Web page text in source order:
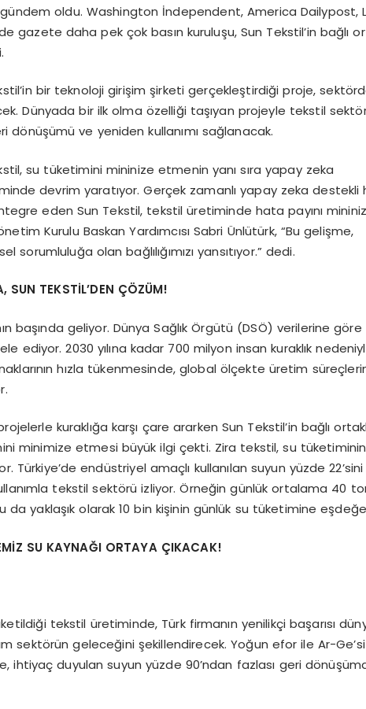
gündem oldu. Washington İndependent, America Dailypost,
gazete daha pek çok basın kuruluşu, Sun Tekstil’in bağlı
bir teknoloji girişim şirketi gerçekleştirdiği proje,
Dünyada bir ilk olma özelliği taşıyan projeyle tekstil
dönüşümü ve yeniden kullanımı sağlanacak.
su tüketimini mininize etmenin yanı sıra yapay zeka
devrim yaratıyor. Gerçek zamanlı yapay zeka destekli
eden Sun Tekstil, tekstil üretiminde hata payını
Kurulu Baskan Yardımcısı Sabri Ünlütürk, “Bu gelişme,
olan bağlılığımızı yansıtıyor.” dedi.
SUN TEKSTİL’DEN ÇÖZÜM!
başında geliyor. Dünya Sağlık Örgütü (DSÖ) verilerine
ediyor. 2030 yılına kadar 700 milyon insan kuraklık
hızla tükenmesinde, global ölçekte üretim
kuraklığa karşı çare ararken Sun Tekstil’in bağlı
minimize etmesi büyük ilgi çekti. Zira tekstil, su
Türkiye’de endüstriyel amaçlı kullanılan suyun yüzde 22’sini
tekstil sektörü izliyor. Örneğin günlük ortalama 40
yaklaşık olarak 10 bin kişinin günlük su tüketimine
SU KAYNAĞI ORTAYA ÇIKACAK!
tekstil üretiminde, Türk firmanın yenilikçi başarısı
sektörün geleceğini şekillendirecek. Yoğun efor ile Ar-Ge’si
ihtiyaç duyulan suyun yüzde 90’ndan fazlası geri